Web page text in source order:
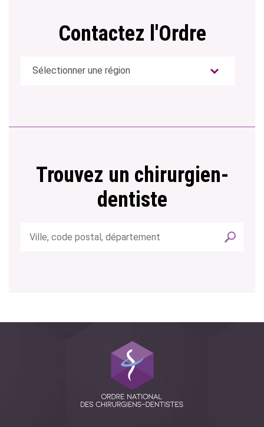
Contactez l'Ordre
Trouvez un chirurgien-
dentiste